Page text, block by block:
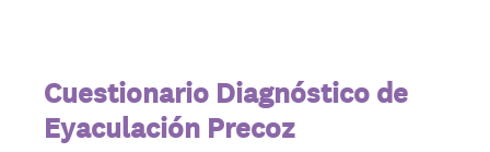
Cuestionario Diagnóstico de
Eyaculación Precoz